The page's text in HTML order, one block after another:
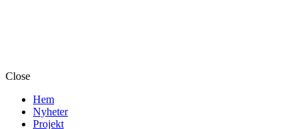
Close
Hem
Nyheter
Projekt